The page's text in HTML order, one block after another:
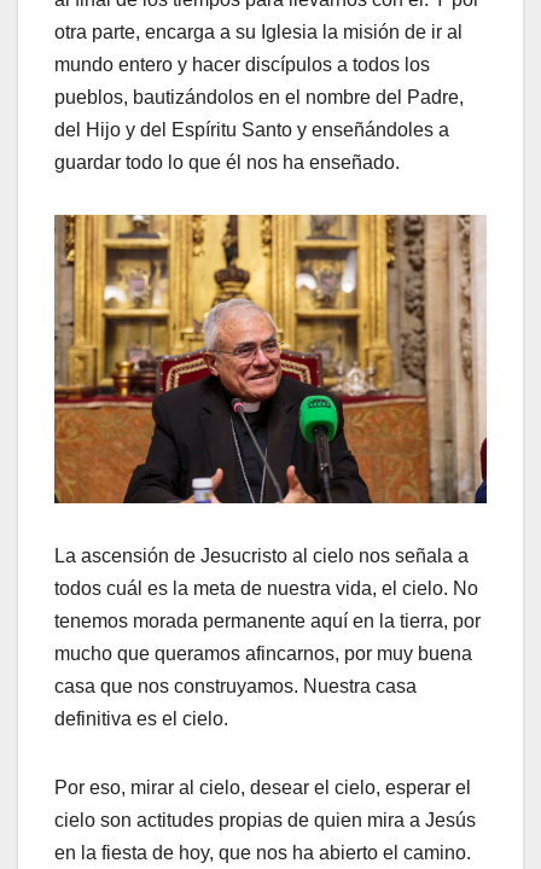
otra parte, encarga a su Iglesia la misión de ir al
mundo entero y hacer discípulos a todos los
pueblos, bautizándolos en el nombre del Padre,
del Hijo y del Espíritu Santo y enseñándoles a
guardar todo lo que él nos ha enseñado.
La ascensión de Jesucristo al cielo nos señala a
todos cuál es la meta de nuestra vida, el cielo. No
tenemos morada permanente aquí en la tierra, por
mucho que queramos afincarnos, por muy buena
casa que nos construyamos. Nuestra casa
definitiva es el cielo.
Por eso, mirar al cielo, desear el cielo, esperar el
cielo son actitudes propias de quien mira a Jesús
en la fiesta de hoy, que nos ha abierto el camino.